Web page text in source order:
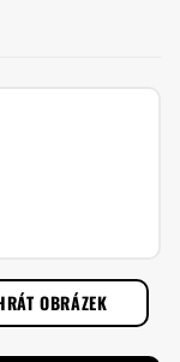
OBRÁZEK